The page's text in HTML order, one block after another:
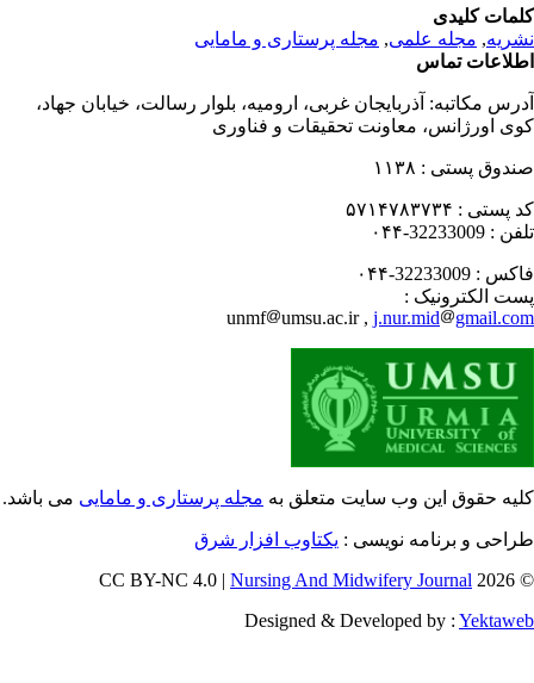
کلیدی
,مجله علمی, مجله پرستاری و مامایی
تماس
مکاتبه:آذربایجان غربی، ارومیه، بلوار رسالت، خیابان جهاد،
اورژانس، معاونت تحقیقات و فناوری
پستی : ۱۱۳۸
پستی : ۵۷۱۴۷۸۳۷۳۴
: 32233009-۰۴۴
: 32233009-۰۴۴
الکترونیک :
unmf
umsu.ac.ir ,j.nur.mid
حقوق این وب سایت متعلق بهمجله پرستاری و ماماییمی باشد.
و برنامه نویسی : یکتاوب افزار شرق
©
Nursing And Midwifery Journal
Designed & Developed by :